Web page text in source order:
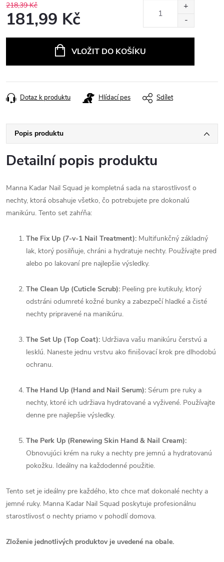
218,39 Kč
181,99 Kč
VLOŽIT DO KOŠÍKU
Dotaz k produktu Hlídací pes Sdílet
Popis produktu
Detailní popis produktu
Manna Kadar Nail Squad je kompletná sada na starostlivosť o
nechty, ktorá obsahuje všetko, čo potrebujete pre dokonalú
manikúru. Tento set zahŕňa:
The Fix Up (7-v-1 Nail Treatment): Multifunkčný základný
lak, ktorý posilňuje, chráni a hydratuje nechty. Používajte pred
alebo po lakovaní pre najlepšie výsledky.
The Clean Up (Cuticle Scrub): Peeling pre kutikuly, ktorý
odstráni odumreté kožné bunky a zabezpečí hladké a čisté
nechty pripravené na manikúru.
The Set Up (Top Coat): Udržiava vašu manikúru čerstvú a
lesklú. Naneste jednu vrstvu ako finišovací krok pre dlhodobú
ochranu.
The Hand Up (Hand and Nail Serum): Sérum pre ruky a
nechty, ktoré ich udržiava hydratované a vyživené. Používajte
denne pre najlepšie výsledky.
The Perk Up (Renewing Skin Hand & Nail Cream):
Obnovujúci krém na ruky a nechty pre jemnú a hydratovanú
pokožku. Ideálny na každodenné použitie.
Tento set je ideálny pre každého, kto chce mať dokonalé nechty a
jemné ruky. Manna Kadar Nail Squad poskytuje profesionálnu
starostlivosť o nechty priamo v pohodlí domova.
Zloženie jednotlivých produktov je uvedené na obale.